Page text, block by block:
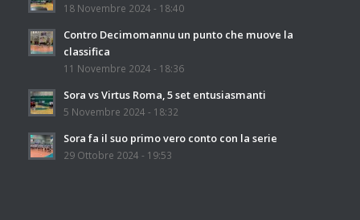
18 Novembre 2024 - 18:40
Contro Decimomannu un punto che muove la
classifica
11 Novembre 2024 - 18:36
Sora vs Virtus Roma, 5 set entusiasmanti
5 Novembre 2024 - 18:32
Sora fa il suo primo vero conto con la serie
29 Ottobre 2024 - 19:53